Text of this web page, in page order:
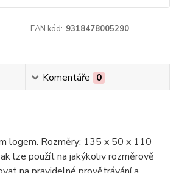
EAN kód: 9318478005290
Komentáře 0
logem. Rozměry: 135 x 50 x 110
lze použít na jakýkoliv rozměrově